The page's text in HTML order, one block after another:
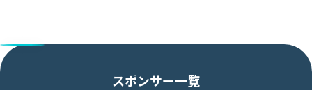
スポンサー一覧